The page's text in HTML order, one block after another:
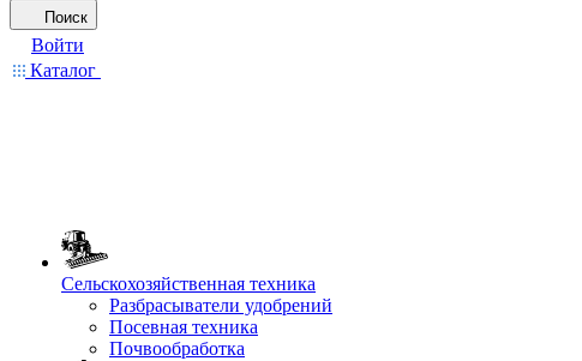
Поиск
Войти
Каталог
Сельскохозяйственная техника
Разбрасыватели удобрений
Посевная техника
Почвообработка